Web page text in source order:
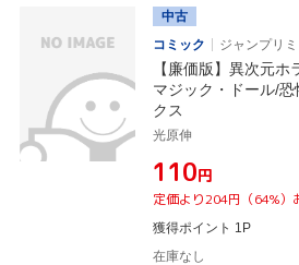
中古
コミック
ジャンプリ
【廉価版】異次元
マジック・ドール/
クス
光原伸
¥110円
定価より204円（64%）
獲得ポイント 1P
在庫なし